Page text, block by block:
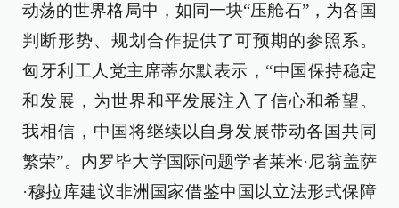
动荡的世界格局中，如同一块“压舱石”，为各国
判断形势、规划合作提供了可预期的参照系。
匈牙利工人党主席蒂尔默表示，“中国保持稳定
和发展，为世界和平发展注入了信心和希望。
我相信，中国将继续以自身发展带动各国共同
繁荣”。内罗毕大学国际问题学者莱米·尼翁盖萨
·穆拉库建议非洲国家借鉴中国以立法形式保障